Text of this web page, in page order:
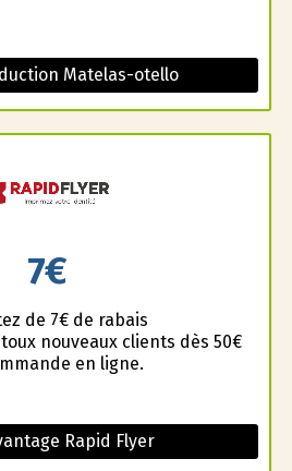
Matelas-otello
7€
de 7€ de rabais
nouveaux clients dès 50€
en ligne.
Rapid Flyer